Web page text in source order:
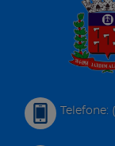
Telefone: